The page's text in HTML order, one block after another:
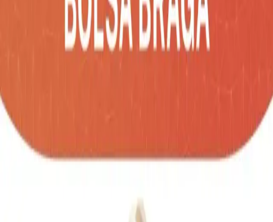
COTIZA AHORA
Catálogo Confección BOLSA BRAGA
SKU:
Bolsa de Yute (240 g/m²), con asas de 65 cm de
algodón 100% (140 g/m²) y bolsillo frontal.
26 x 6 cm Posterior: 20 x 23 cm Bolsillo: 26 x 18